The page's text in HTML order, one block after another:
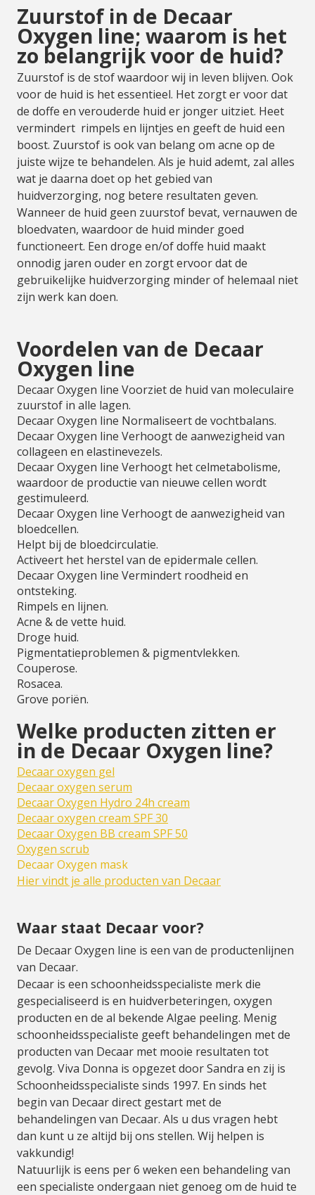
Zuurstof in de Decaar
Oxygen line; waarom is het
zo belangrijk voor de huid?
Zuurstof is de stof waardoor wij in leven blijven. Ook
voor de huid is het essentieel. Het zorgt er voor dat
de doffe en verouderde huid er jonger uitziet. Heet
vermindert rimpels en lijntjes en geeft de huid een
boost. Zuurstof is ook van belang om acne op de
juiste wijze te behandelen. Als je huid ademt, zal alles
wat je daarna doet op het gebied van
huidverzorging, nog betere resultaten geven.
Wanneer de huid geen zuurstof bevat, vernauwen de
bloedvaten, waardoor de huid minder goed
functioneert. Een droge en/of doffe huid maakt
onnodig jaren ouder en zorgt ervoor dat de
gebruikelijke huidverzorging minder of helemaal niet
zijn werk kan doen.
Voordelen van de Decaar
Oxygen line
Decaar Oxygen line Voorziet de huid van moleculaire
zuurstof in alle lagen.
Decaar Oxygen line Normaliseert de vochtbalans.
Decaar Oxygen line Verhoogt de aanwezigheid van
collageen en elastinevezels.
Decaar Oxygen line Verhoogt het celmetabolisme,
waardoor de productie van nieuwe cellen wordt
gestimuleerd.
Decaar Oxygen line Verhoogt de aanwezigheid van
bloedcellen.
Helpt bij de bloedcirculatie.
Activeert het herstel van de epidermale cellen.
Decaar Oxygen line Vermindert roodheid en
ontsteking.
Rimpels en lijnen.
Acne & de vette huid.
Droge huid.
Pigmentatieproblemen & pigmentvlekken.
Couperose.
Rosacea.
Grove poriën.
Welke producten zitten er
in de Decaar Oxygen line?
Decaar oxygen gel
Decaar oxygen serum
Decaar Oxygen Hydro 24h cream
Decaar oxygen cream SPF 30
Decaar Oxygen BB cream SPF 50
Oxygen scrub
Decaar Oxygen mask
Hier vindt je alle producten van Decaar
Waar staat Decaar voor?
De Decaar Oxygen line is een van de productenlijnen
van Decaar.
Decaar is een schoonheidsspecialiste merk die
gespecialiseerd is en huidverbeteringen, oxygen
producten en de al bekende Algae peeling. Menig
schoonheidsspecialiste geeft behandelingen met de
producten van Decaar met mooie resultaten tot
gevolg. Viva Donna is opgezet door Sandra en zij is
Schoonheidsspecialiste sinds 1997. En sinds het
begin van Decaar direct gestart met de
behandelingen van Decaar. Als u dus vragen hebt
dan kunt u ze altijd bij ons stellen. Wij helpen is
vakkundig!
Natuurlijk is eens per 6 weken een behandeling van
een specialiste ondergaan niet genoeg om de huid te